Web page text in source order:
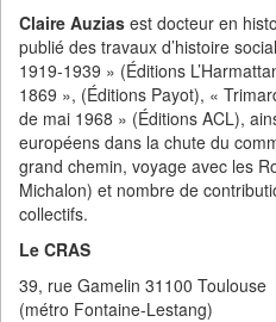
Claire Auzias est docteur en
publié des travaux d’histoire
1919-1939 » (Éditions
1869 », (Éditions Payot), «
de mai 1968 » (Éditions ACL),
européens dans la chute du
grand chemin, voyage avec les
Michalon) et nombre de
collectifs.
Le CRAS
39, rue Gamelin 31100 Toulouse
(métro Fontaine-Lestang)